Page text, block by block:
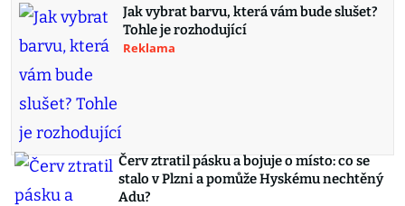
Jak vybrat barvu, která vám bude slušet?
Tohle je rozhodující
Reklama
Červ ztratil pásku a bojuje o místo: co se
stalo v Plzni a pomůže Hyskému nechtěný
Adu?